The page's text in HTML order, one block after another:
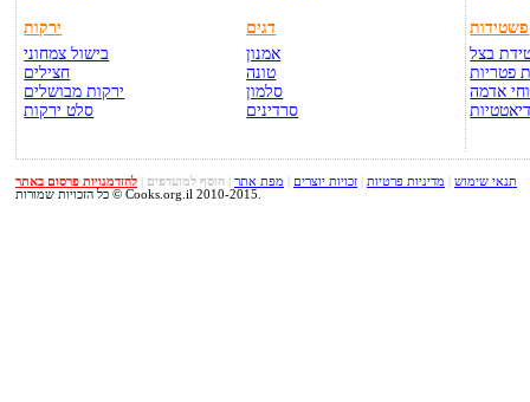
ירקות
בישול צמחוני
חצילים
ירקות מבושלים
סלט ירקות
דגים
אמנון
טונה
סלמון
סרדינים
פשטידות
בצל
פטריות
אדמה
תנאי שימוש מדיניות פרטיות זכויות יוצרים מפת אתר הוסף למועדפים
להזדמנויות פרסום באתר
כל הזכויות שמורות © Cooks.org.il 2010-2015.